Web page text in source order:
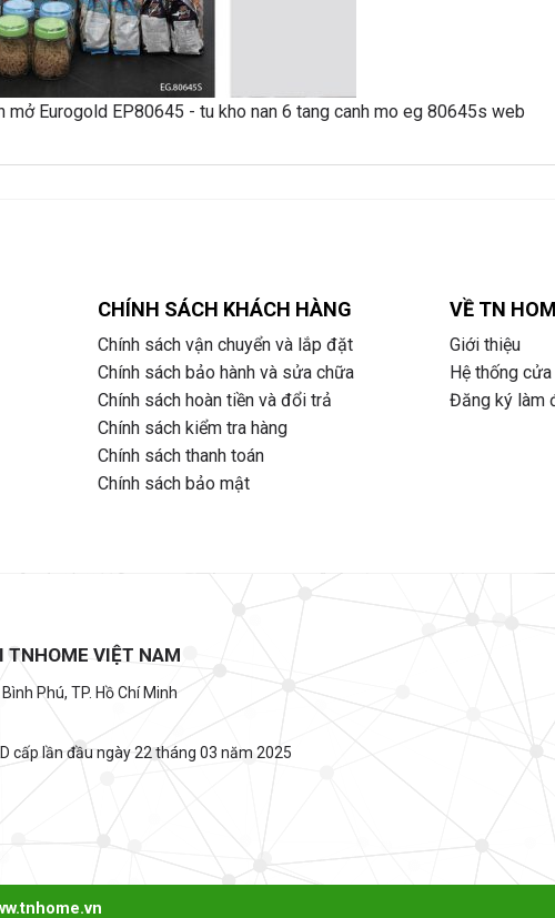
CHÍNH SÁCH KHÁCH HÀNG
Chính sách vận chuyển và lắp đặt
Chính sách bảo hành và sửa chữa
Chính sách hoàn tiền và đổi trả
Chính sách kiểm tra hàng
Chính sách thanh toán
Chính sách bảo mật
VỀ TN
Giới thiệu
Hệ thống
Đăng ký làm
TNHOME VIỆT NAM
Phú, TP. Hồ Chí Minh
cấp lần đầu ngày 22 tháng 03 năm 2025